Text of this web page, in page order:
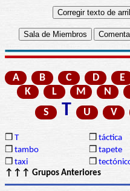
A B C D E
K
L M N
S
T U V
❒ T ❒ táctica
❒ tambo ❒ tapete
❒ taxi ❒
↑↑↑ Grupos Anteriores